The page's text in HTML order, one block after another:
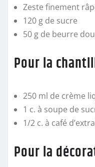
Zeste finement
120 g de sucre
50 g de beurre
Pour la
250 ml de crème
1 c. à soupe de
1/2 c. à café
Pour la